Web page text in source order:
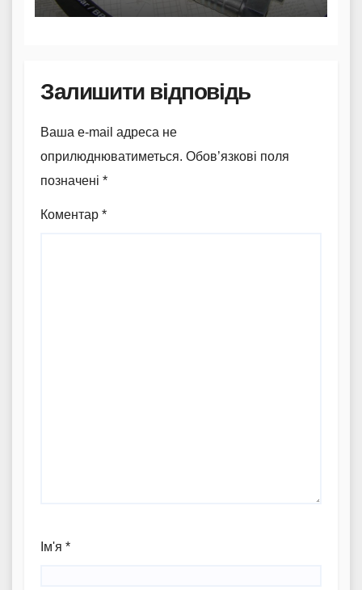
Залишити відповідь
Ваша e-mail адреса не
оприлюднюватиметься. Обов’язкові поля
позначені *
Коментар *
Ім'я *